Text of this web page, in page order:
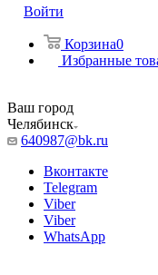
Войти
Корзина0
Избранные
Ваш город
Челябинск
640987@bk.ru
Вконтакте
Telegram
Viber
Viber
WhatsApp